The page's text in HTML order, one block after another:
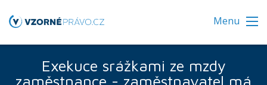
Menu
Exekuce srážkami ze mzdy
zaměstnance - zaměstnavatel má